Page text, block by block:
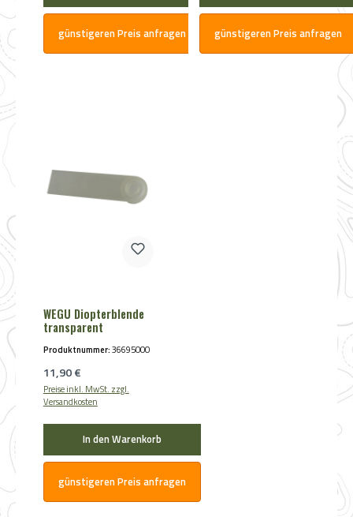
günstigeren Preis anfragen günstigeren Preis anfragen
WEGU Diopterblende
transparent
Produktnummer:36695000
Regulärer Preis:
11,90 €
Preise inkl. MwSt. zzgl.
Versandkosten
In den Warenkorb
günstigeren Preis anfragen